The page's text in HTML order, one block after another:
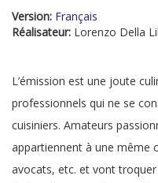
Version: Français
Réalisateur: Lorenzo Della
L’émission est une joute
professionnels qui ne se
cuisiniers. Amateurs
appartiennent à une même
avocats, etc. et vont